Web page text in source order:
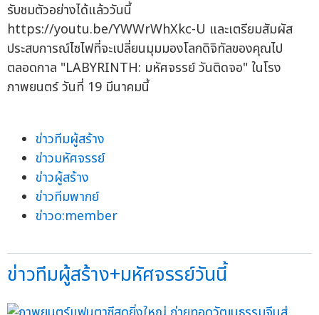
รับชมตัวอย่างได้แล้ววันนี้
https://youtu.be/YWWrWhXkc-U และเตรียมสัมผัส
ประสบการณ์ไซไฟที่จะเปลี่ยนมุมมองโลกดิจิทัลของคุณไป
ตลอดกาล "LABYRINTH: มหัศจรรย์ วันติดจอ" ในโรง
ภาพยนตร์ วันที่ 19 มีนาคมนี้
ข่าวทีมผู้สร้าง
ข่าวมหัศจรรย์
ข่าวผู้สร้าง
ข่าวทีมพากย์
ข่าวo:member
ข่าวทีมผู้สร้าง+มหัศจรรย์วันนี้